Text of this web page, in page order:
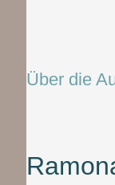
Über die